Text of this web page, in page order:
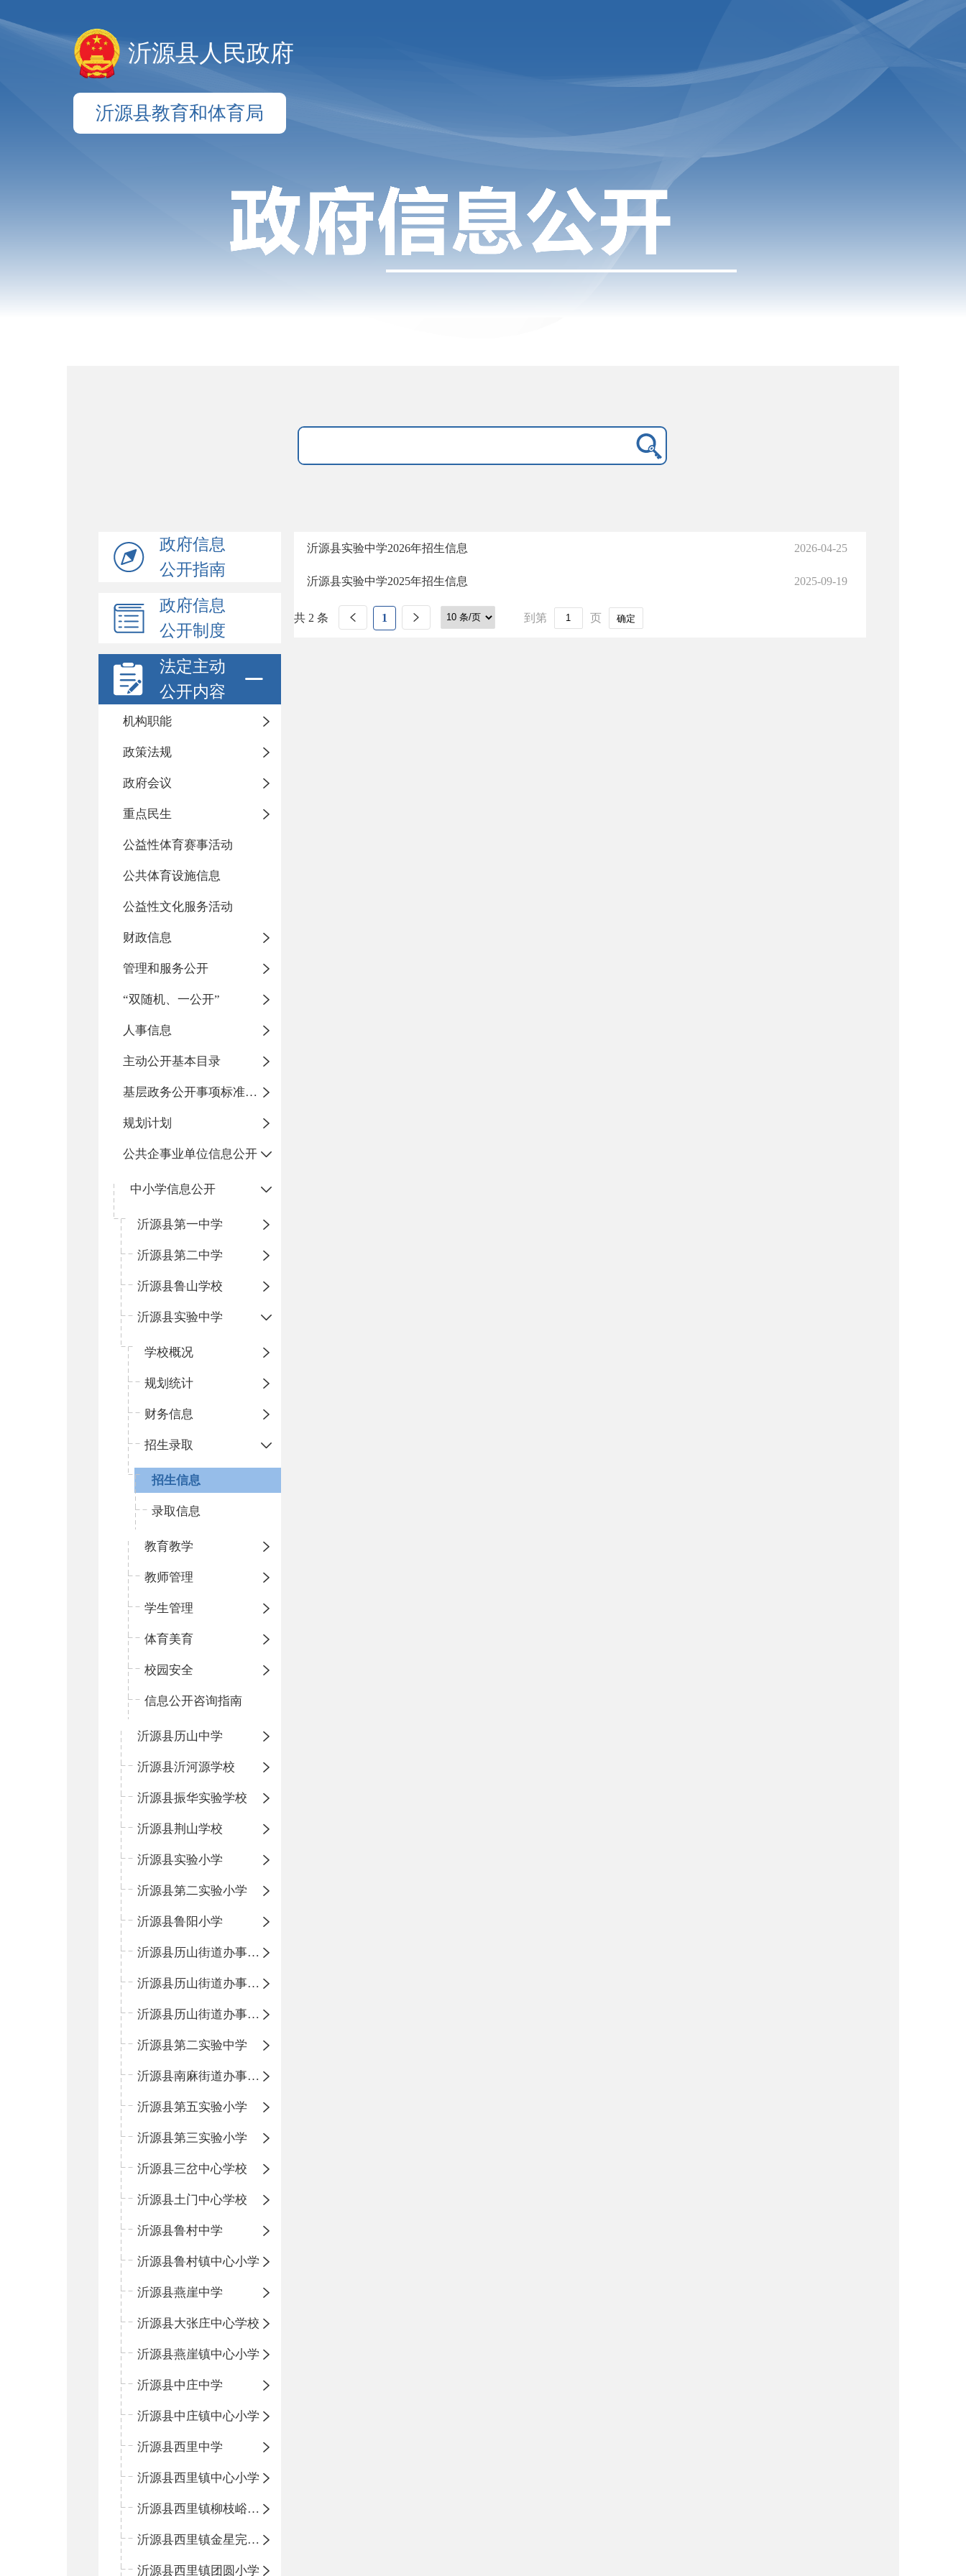
沂源县人民政府
沂源县教育和体育局
政府信息
公开指南
政府信息
公开制度
法定主动
公开内容
机构职能
政策法规
政府会议
重点民生
公益性体育赛事活动
公共体育设施信息
公益性文化服务活动
财政信息
管理和服务公开
“双随机、一公开”
人事信息
主动公开基本目录
基层政务公开事项标准目录
规划计划
公共企事业单位信息公开
中小学信息公开
沂源县第一中学
沂源县第二中学
沂源县鲁山学校
沂源县实验中学
学校概况
规划统计
财务信息
招生录取
招生信息
录取信息
教育教学
教师管理
学生管理
体育美育
校园安全
信息公开咨询指南
沂源县历山中学
沂源县沂河源学校
沂源县振华实验学校
沂源县荆山学校
沂源县实验小学
沂源县第二实验小学
沂源县鲁阳小学
沂源县历山街道办事处振兴路小学
沂源县历山街道办事处荆山路小学
沂源县历山街道办事处鲁山路小学
沂源县第二实验中学
沂源县南麻街道办事处中心小学
沂源县第五实验小学
沂源县第三实验小学
沂源县三岔中心学校
沂源县土门中心学校
沂源县鲁村中学
沂源县鲁村镇中心小学
沂源县燕崖中学
沂源县大张庄中心学校
沂源县燕崖镇中心小学
沂源县中庄中学
沂源县中庄镇中心小学
沂源县西里中学
沂源县西里镇中心小学
沂源县西里镇柳枝峪回民小学
沂源县西里镇金星完全小学
沂源县西里镇团圆小学
沂源县实验中学2026年招生信息 2026-04-25
沂源县实验中学2025年招生信息 2025-09-19
共 2 条 1 到第 页 确定